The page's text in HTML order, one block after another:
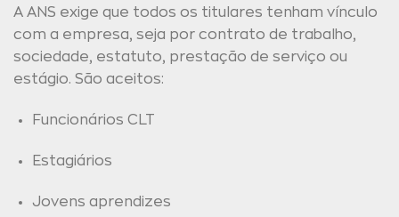
A ANS exige que todos os titulares tenham vínculo
com a empresa, seja por contrato de trabalho,
sociedade, estatuto, prestação de serviço ou
estágio. São aceitos:
Funcionários CLT
Estagiários
Jovens aprendizes